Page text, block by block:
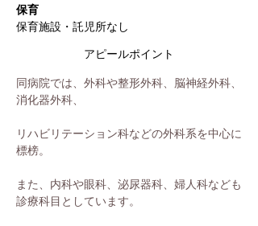
保育
保育施設・託児所なし
アピールポイント
同病院では、外科や整形外科、脳神経外科、
消化器外科、
リハビリテーション科などの外科系を中心に
標榜。
また、内科や眼科、泌尿器科、婦人科なども
診療科目としています。